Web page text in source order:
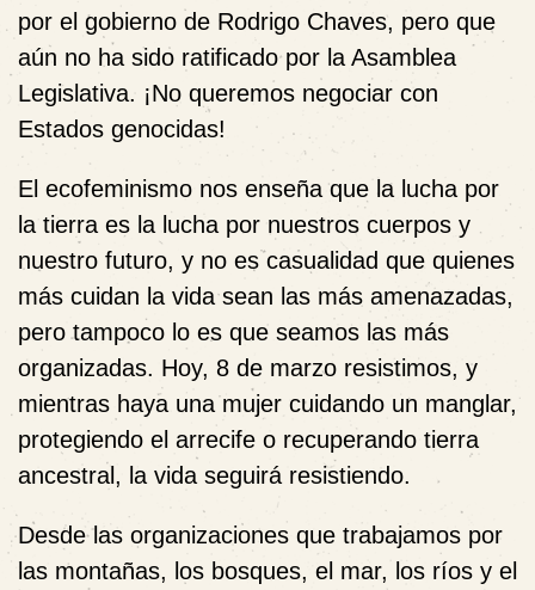
por el gobierno de Rodrigo Chaves, pero que
aún no ha sido ratificado por la Asamblea
Legislativa. ¡No queremos negociar con
Estados genocidas!
El ecofeminismo nos enseña que la lucha por
la tierra es la lucha por nuestros cuerpos y
nuestro futuro, y no es casualidad que quienes
más cuidan la vida sean las más amenazadas,
pero tampoco lo es que seamos las más
organizadas. Hoy, 8 de marzo resistimos, y
mientras haya una mujer cuidando un manglar,
protegiendo el arrecife o recuperando tierra
ancestral, la vida seguirá resistiendo.
Desde las organizaciones que trabajamos por
las montañas, los bosques, el mar, los ríos y el